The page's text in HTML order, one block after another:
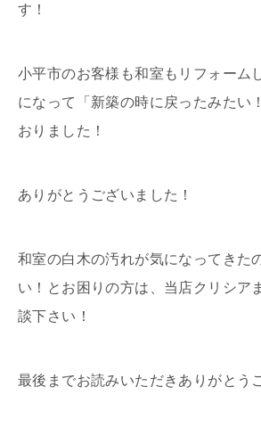
す！
小平市のお客様も和室もリフォーム
になって「新築の時に戻ったみたい
おりました！
ありがとうございました！
和室の白木の汚れが気になってきた
い！とお困りの方は、当店クリシア
談下さい！
最後までお読みいただきありがとう